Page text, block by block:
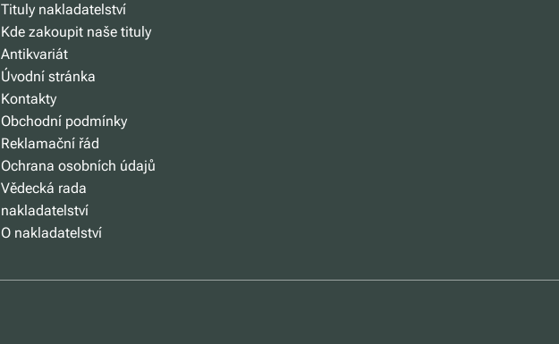
Tituly nakladatelství
Kde zakoupit naše tituly
Antikvariát
Úvodní stránka
Kontakty
Obchodní podmínky
Reklamační řád
Ochrana osobních údajů
Vědecká rada
nakladatelství
O nakladatelství